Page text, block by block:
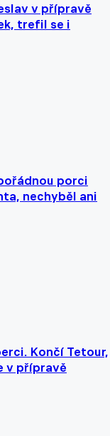
v přípravě
trefil se i
porci
nechyběl ani
Končí Tetour,
v přípravě